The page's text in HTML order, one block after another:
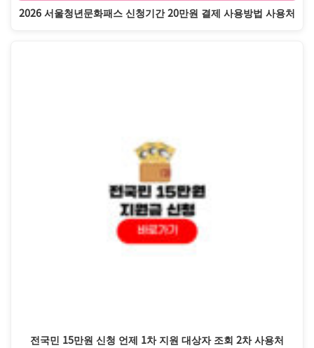
2026 서울청년문화패스 신청기간 20만원 결제 사용방법 사용처
전국민 15만원 신청 언제 1차 지원 대상자 조회 2차 사용처